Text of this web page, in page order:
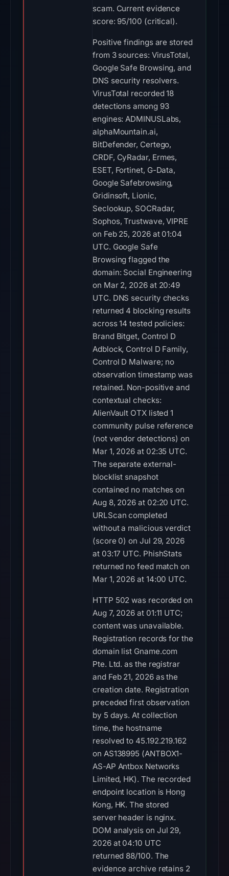
scam. Current evidence
score: 95/100 (critical).
Positive findings are stored
from 3 sources: VirusTotal,
Google Safe Browsing, and
DNS security resolvers.
VirusTotal recorded 18
detections among 93
engines: ADMINUSLabs,
alphaMountain.ai,
BitDefender, Certego,
CRDF, CyRadar, Ermes,
ESET, Fortinet, G-Data,
Google Safebrowsing,
Gridinsoft, Lionic,
Seclookup, SOCRadar,
Sophos, Trustwave, VIPRE
on Feb 25, 2026 at 01:04
UTC. Google Safe
Browsing flagged the
domain: Social Engineering
on Mar 2, 2026 at 20:49
UTC. DNS security checks
returned 4 blocking results
across 14 tested policies:
Brand Bitget, Control D
Adblock, Control D Family,
Control D Malware; no
observation timestamp was
retained. Non-positive and
contextual checks:
AlienVault OTX listed 1
community pulse reference
(not vendor detections) on
Mar 1, 2026 at 02:35 UTC.
The separate external-
blocklist snapshot
contained no matches on
Aug 8, 2026 at 02:20 UTC.
URLScan completed
without a malicious verdict
(score 0) on Jul 29, 2026
at 03:17 UTC. PhishStats
returned no feed match on
Mar 1, 2026 at 14:00 UTC.
HTTP 502 was recorded on
Aug 7, 2026 at 01:11 UTC;
content was unavailable.
Registration records for the
domain list Gname.com
Pte. Ltd. as the registrar
and Feb 21, 2026 as the
creation date. Registration
preceded first observation
by 5 days. At collection
time, the hostname
resolved to 45.192.219.162
on AS138995 (ANTBOX1-
AS-AP Antbox Networks
Limited, HK). The recorded
endpoint location is Hong
Kong, HK. The stored
server header is nginx.
DOM analysis on Jul 29,
2026 at 04:10 UTC
returned 88/100. The
evidence archive retains 2